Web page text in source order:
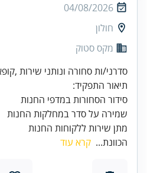
04/08/2026
חולון
מקס סטוק
מתן שירות ללקוחות החנות
הכוונת... קרא עוד